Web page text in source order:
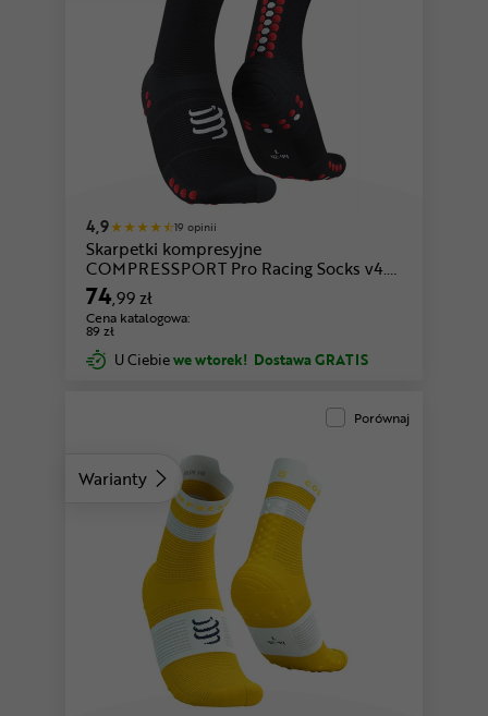
biały-czerwony
4,9 19 opinii
Skarpetki kompresyjne
COMPRESSPORT Pro Racing Socks v4.0
Run High
74,99 zł
Cena katalogowa:
89 zł
U Ciebiewe wtorek! Dostawa GRATIS
Warianty
biały-czerwony
Porównaj